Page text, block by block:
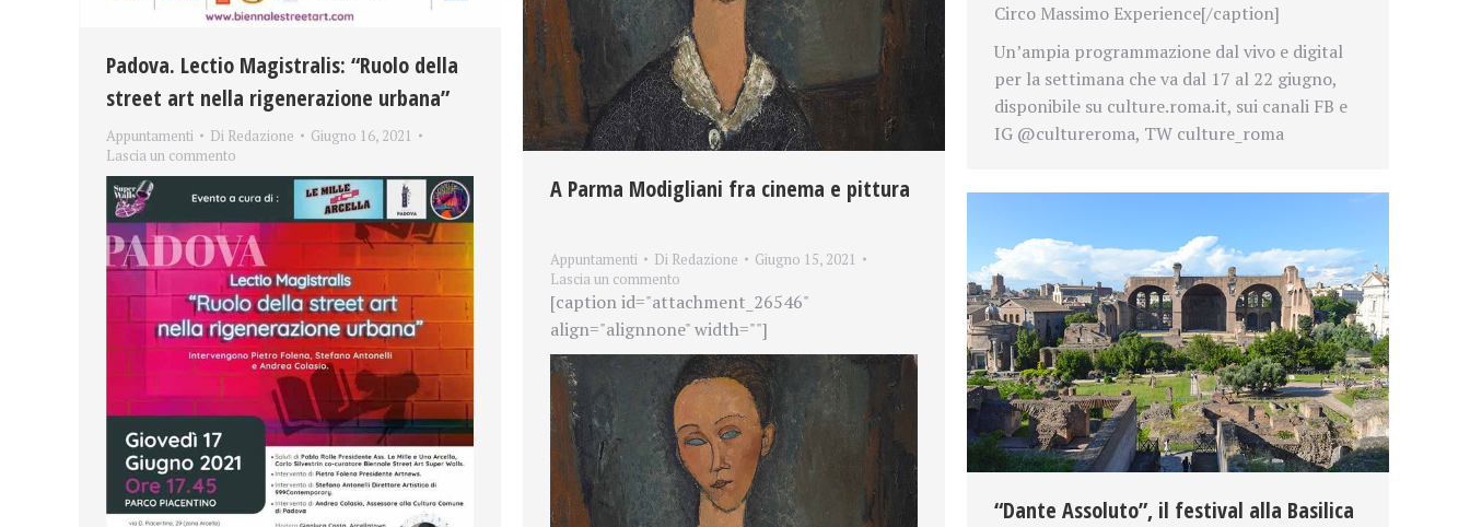
Circo Massimo Experience[/caption]
Un’ampia programmazione dal vivo e digital
per la settimana che va dal 17 al 22 giugno,
disponibile su culture.roma.it, sui canali FB e
IG @cultureroma, TW culture_roma
Padova. Lectio Magistralis: “Ruolo della
street art nella rigenerazione urbana”
Appuntamenti Di Redazione
Giugno 16, 2021
Lascia un commento
A Parma Modigliani fra cinema e pittura
Appuntamenti Di Redazione
Giugno 15, 2021
Lascia un commento
[caption id="attachment_26546"
align="alignnone" width=""]
“Dante Assoluto”, il festival alla Basilica